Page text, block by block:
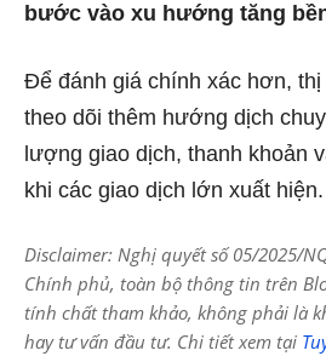
bước vào xu hướng tăng
Để đánh giá chính xác hơn,
theo dõi thêm hướng dịch
lượng giao dịch, thanh khoản
khi các giao dịch lớn xuất hiện.
Disclaimer: Nghị quyết số 05/2025/
Chính phủ, toàn bộ thông tin trên
tính chất tham khảo, không phải là
hay tư vấn đầu tư. Chi tiết xem tại